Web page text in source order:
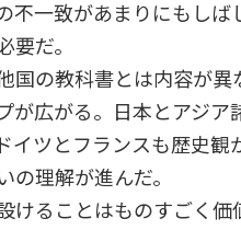
不一致があまりにもし
要だ。
国の教科書とは内容が
が広がる。日本とアジ
イツとフランスも歴史
の理解が進んだ。
けることはものすごく価